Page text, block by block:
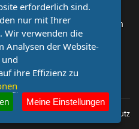
mehr Beachtung findet? Dann
suchen Ihren Verein für eine
Sie Ihre Spielberichte,
Aufrufe bei uns!
Impressum|Datenschutz
erforderlich sind.
nur mit Ihrer
Wir verwenden die
Analysen der Website-
ihre Effizienz zu
Meine Einstellungen